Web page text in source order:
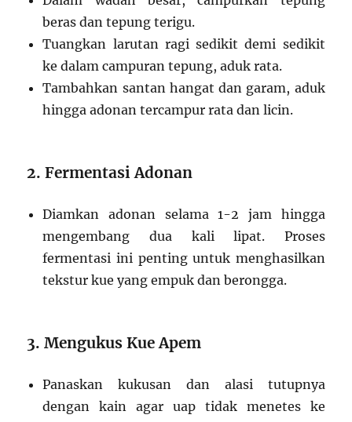
beras dan tepung terigu.
Tuangkan larutan ragi sedikit demi sedikit
ke dalam campuran tepung, aduk rata.
Tambahkan santan hangat dan garam, aduk
hingga adonan tercampur rata dan licin.
2. Fermentasi Adonan
Diamkan adonan selama 1-2 jam hingga
mengembang dua kali lipat. Proses
fermentasi ini penting untuk menghasilkan
tekstur kue yang empuk dan berongga.
3. Mengukus Kue Apem
Panaskan kukusan dan alasi tutupnya
dengan kain agar uap tidak menetes ke